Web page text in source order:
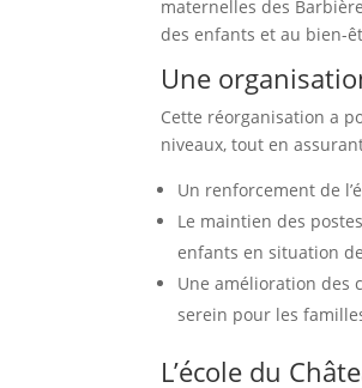
maternelles des
des enfants et au bien-
Une
Cette réorganisation a
niveaux, tout en
Un renforcement de
Le maintien des
enfants en situation
Une amélioration des
serein pour les
L’école du